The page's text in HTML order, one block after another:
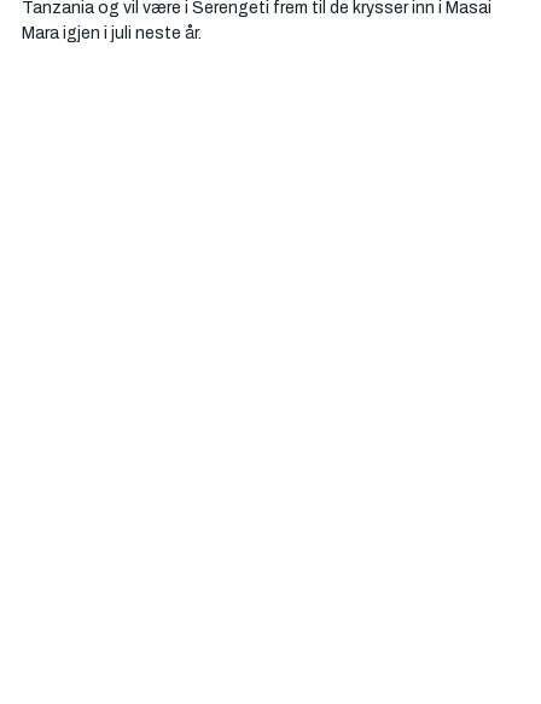
Tanzania og vil være i Serengeti frem til de krysser inn i Masai
Mara igjen i juli neste år.